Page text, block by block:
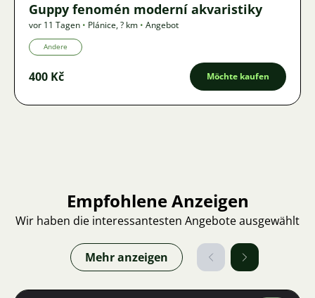
Guppy fenomén moderní akvaristiky
vor 11 Tagen • Plánice,? km • Angebot
Andere
400 Kč Möchte kaufen
Empfohlene Anzeigen
Wir haben die interessantesten Angebote ausgewählt
Mehr anzeigen